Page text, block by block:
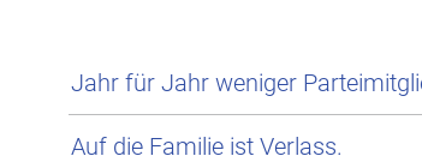
Jahr für Jahr weniger
Auf die Familie ist Verlass.